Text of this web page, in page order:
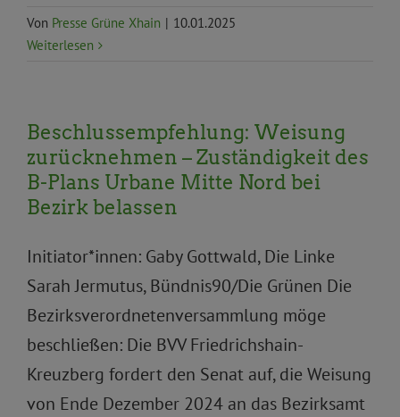
Von Presse Grüne Xhain | 10.01.2025
Weiterlesen
Beschlussempfehlung: Weisung
zurücknehmen – Zuständigkeit des
B-Plans Urbane Mitte Nord bei
Bezirk belassen
Initiator*innen: Gaby Gottwald, Die Linke
Sarah Jermutus, Bündnis90/Die Grünen Die
Bezirksverordnetenversammlung möge
beschließen: Die BVV Friedrichshain-
Kreuzberg fordert den Senat auf, die Weisung
von Ende Dezember 2024 an das Bezirksamt